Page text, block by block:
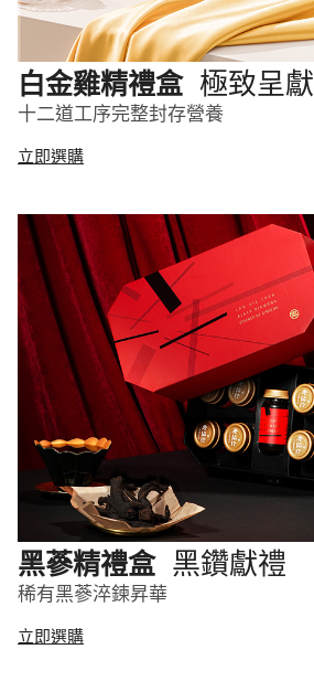
白金雞精禮盒 極致呈獻
十二道工序完整封存營養
立即選購
黑蔘精禮盒 黑鑽獻禮
稀有黑蔘淬鍊昇華
立即選購